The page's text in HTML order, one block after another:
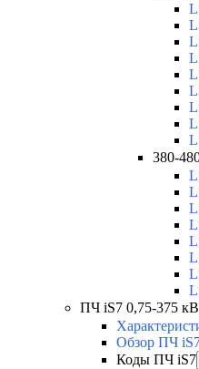
380-
ПЧ iS7 0,75-375
Обзор ПЧ
Коды ПЧ iS7